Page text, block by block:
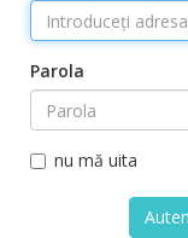
Parola
nu mă uita